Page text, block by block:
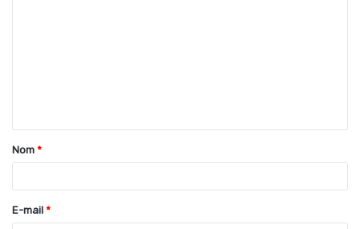
t
a
e
Nom *
E-mail *